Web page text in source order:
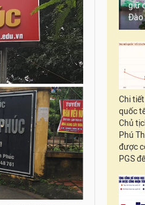
giữ
Đào
Chi
quốc
Chủ
Phú
được
PGS